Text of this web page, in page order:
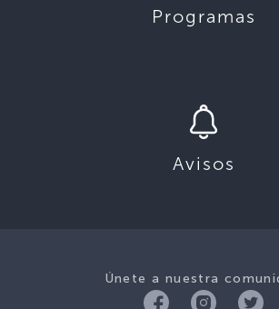
Programas
Avisos
Únete a nuestra